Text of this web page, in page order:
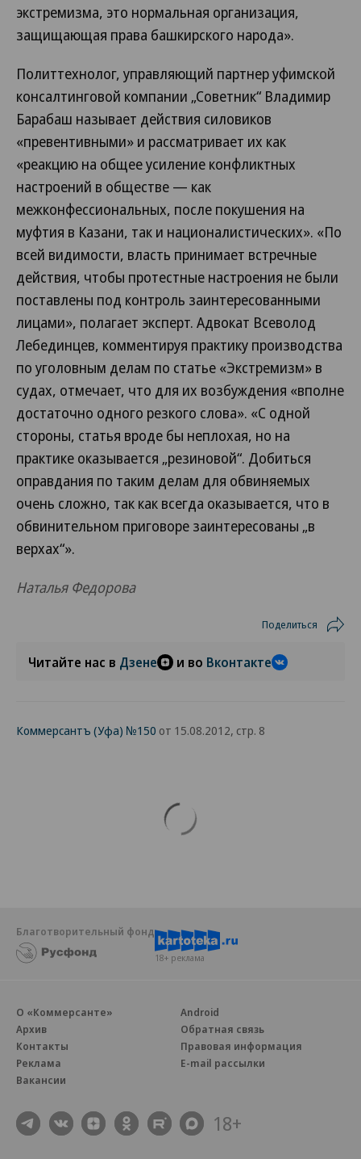
экстремизма, это нормальная организация,
защищающая права башкирского народа».
Политтехнолог, управляющий партнер уфимской
консалтинговой компании „Советник“ Владимир
Барабаш называет действия силовиков
«превентивными» и рассматривает их как
«реакцию на общее усиление конфликтных
настроений в обществе — как
межконфессиональных, после покушения на
муфтия в Казани, так и националистических». «По
всей видимости, власть принимает встречные
действия, чтобы протестные настроения не были
поставлены под контроль заинтересованными
лицами», полагает эксперт. Адвокат Всеволод
Лебединцев, комментируя практику производства
по уголовным делам по статье «Экстремизм» в
судах, отмечает, что для их возбуждения «вполне
достаточно одного резкого слова». «С одной
стороны, статья вроде бы неплохая, но на
практике оказывается „резиновой“. Добиться
оправдания по таким делам для обвиняемых
очень сложно, так как всегда оказывается, что в
обвинительном приговоре заинтересованы „в
верхах“».
Наталья Федорова
Поделиться
Читайте нас в Дзене и во Вконтакте
Коммерсантъ (Уфа) №150 от 15.08.2012, стр. 8
Благотворительный фонд
18+ реклама
О «Коммерсанте»
Архив
Контакты
Реклама
Вакансии
Android
Обратная связь
Правовая информация
E-mail рассылки
18+